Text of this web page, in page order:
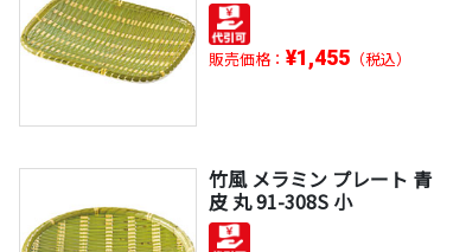
販売価格： ¥1,455（税込）
竹風 メラミン プレート 青
皮 丸 91-308S 小